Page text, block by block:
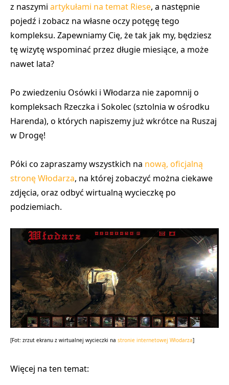
z naszymi artykułami na temat Riese, a następnie
pojedź i zobacz na własne oczy potęgę tego
kompleksu. Zapewniamy Cię, że tak jak my, będziesz
tę wizytęwspominać przez długie miesiące, a może
nawet lata?
Po zwiedzeniu Osówki i Włodarza nie zapomnij o
kompleksach Rzeczka i Sokolec (sztolnia w ośrodku
Harenda), o których napiszemy już wkrótce na Ruszaj
w Drogę!
Póki co zapraszamy wszystkich na nową, oficjalną
stronę Włodarza, na której zobaczyć można ciekawe
zdjęcia, oraz odbyć wirtualną wycieczkę po
podziemiach.
[Fot: zrzut ekranu z wirtualnej wycieczki na stronie internetowej Włodarza]
Więcej na ten temat: